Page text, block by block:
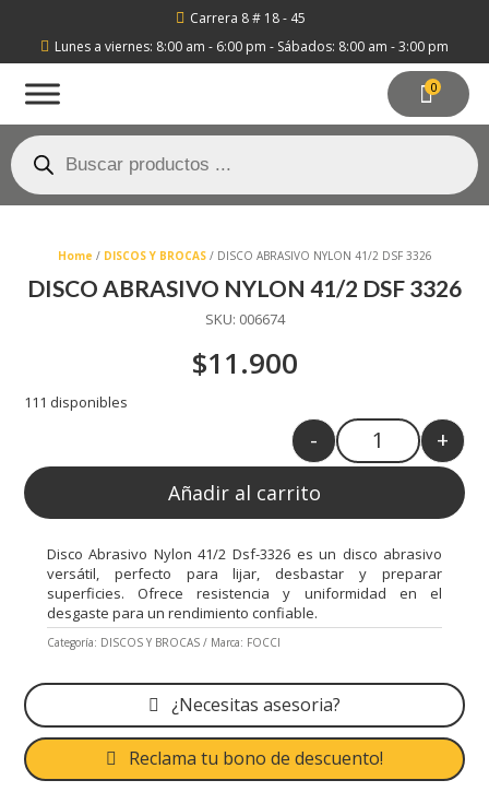
 Carrera 8 # 18 - 45
 Lunes a viernes: 8:00 am - 6:00 pm - Sábados: 8:00 am - 3:00 pm
0
Búsqueda
de
productos
Home / DISCOS Y BROCAS/ DISCO ABRASIVO NYLON 41/2 DSF 3326
DISCO ABRASIVO NYLON 41/2 DSF 3326
SKU: 006674
$11.900
111 disponibles
Quantity
- +
Añadir al carrito
Disco Abrasivo Nylon 41/2 Dsf-3326 es un disco abrasivo
versátil, perfecto para lijar, desbastar y preparar
superficies. Ofrece resistencia y uniformidad en el
desgaste para un rendimiento confiable.
Categoría: DISCOS Y BROCAS Marca: FOCCI
¿Necesitas asesoria?
Reclama tu bono de descuento!